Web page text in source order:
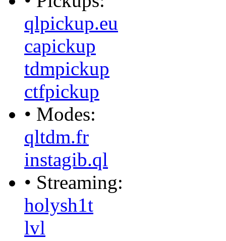
qlpickup.eu
capickup
tdmpickup
ctfpickup
• Modes:
qltdm.fr
instagib.ql
• Streaming:
holysh1t
lvl